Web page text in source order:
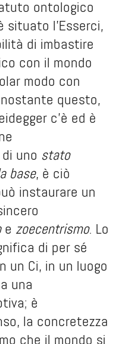
ontologico
situato l’Esserci,
di imbastire
con il mondo
modo con
questo,
c’è ed è
uno stato
base, è ciò
instaurare un
e zoecentrismo. Lo
di per sé
un Ci, in un luogo
una
è
la concretezza
che il mondo si